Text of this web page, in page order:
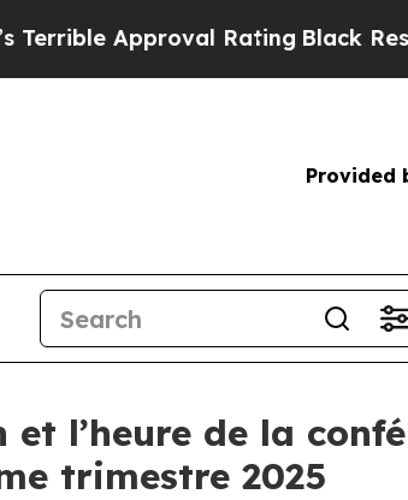
Approval Rating Black
Provided
l’heure de la
trimestre 2025